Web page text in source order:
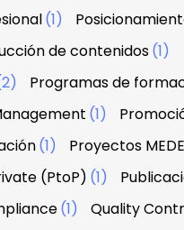
(1)
de contenidos(1)
Programas de
(1)
(1) Proyectos
(PtoP) (1)
(1) Quality